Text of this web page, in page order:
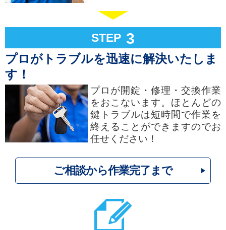
STEP 3
プロがトラブルを迅速に解決いたしま
す！
プロが開錠・修理・交換作業
をおこないます。ほとんどの
鍵トラブルは短時間で作業を
終えることができますのでお
任せください！
ご相談から作業完了まで